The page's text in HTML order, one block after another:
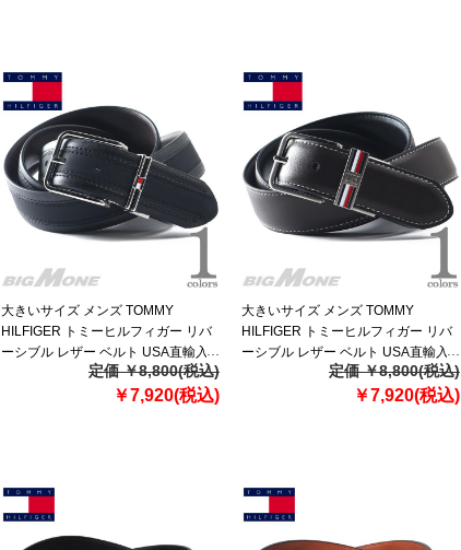
大きいサイズ メンズ TOMMY
HILFIGER トミーヒルフィガー リバ
ーシブル レザー ベルト USA直輸入
定価 ￥8,800(税込)
￥7,920(税込)
大きいサイズ メンズ TOMMY
HILFIGER トミーヒルフィガー リバ
ーシブル レザー ベルト USA直輸入
定価 ￥8,800(税込)
￥7,920(税込)